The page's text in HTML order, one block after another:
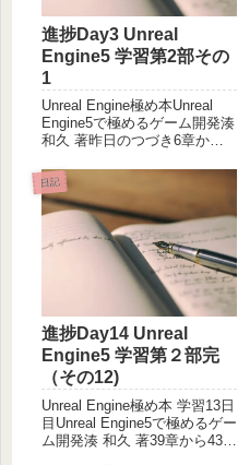
進捗Day3 Unreal
Engine5 学習第2部その
1
Unreal Engine極め本Unreal
Engine5で極めるゲーム開発湊
和久 著昨日のつづき6章から7
時間くらいは読んだり操作し
たりやったかな。６章 新規作
成プロジェクト作成して、作
者ご提供の素材をフォ...
日記
進捗Day14 Unreal
Engine5 学習第２部完
（その12)
Unreal Engine極め本 学習13日
目Unreal Engine5で極めるゲー
ム開発湊 和久 著39章から43章